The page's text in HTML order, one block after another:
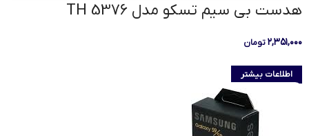
هدست بی سیم تسکو مدل TH 5376
۲,۳۵۱,۰۰۰تومان
اطلاعات بیشتر